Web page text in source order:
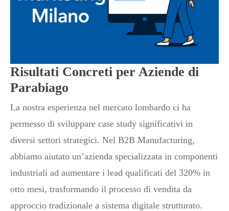
Risultati Concreti per Aziende di
Parabiago
La nostra esperienza nel mercato lombardo ci ha
permesso di sviluppare case study significativi in
diversi settori strategici. Nel B2B Manufacturing,
abbiamo aiutato un’azienda specializzata in componenti
industriali ad aumentare i lead qualificati del 320% in
otto mesi, trasformando il processo di vendita da
approccio tradizionale a sistema digitale strutturato.